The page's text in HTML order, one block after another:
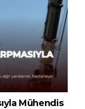
Mühendis